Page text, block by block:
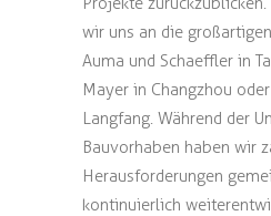
wir uns an die
Auma und Schaeffler in
Mayer in Changzhou
Langfang. Während der
Bauvorhaben haben wir
Herausforderungen
kontinuierlich